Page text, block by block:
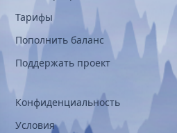
Тарифы
Пополнить баланс
Поддержать проект
Конфиденциальность
Условия